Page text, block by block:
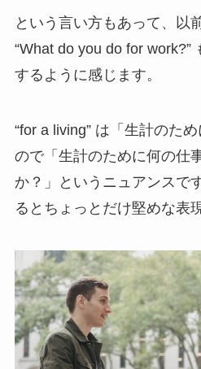
という言い方もあって、以
“What do you do for work?”
するように感じます。
“for a living” は「生計のた
ので「生計のために何の仕
か？」というニュアンスで
るとちょっとだけ堅めな表